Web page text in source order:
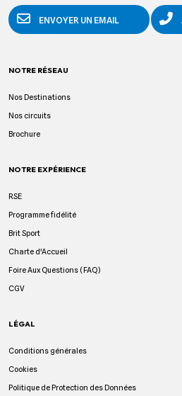
ENVOYER UN EMAIL
NOTRE RÉSEAU
Nos Destinations
Nos circuits
Brochure
NOTRE EXPÉRIENCE
RSE
Programme fidélité
Brit Sport
Charte d'Accueil
Foire Aux Questions (FAQ)
CGV
LÉGAL
Conditions générales
Cookies
Politique de Protection des Données